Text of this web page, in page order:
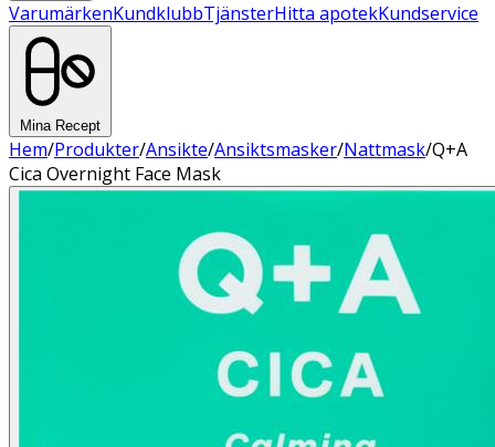
VarumärkenKundklubbTjänsterHitta apotekKundservice
Mina Recept
Hem/Produkter/Ansikte/Ansiktsmasker/Nattmask/Q+A
Cica Overnight Face Mask